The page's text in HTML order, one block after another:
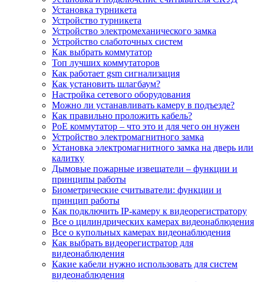
Установка турникета
Устройство турникета
Устройство электромеханического замка
Устройство слаботочных систем
Как выбрать коммутатор
Топ лучших коммутаторов
Как работает gsm сигнализация
Как установить шлагбаум?
Настройка сетевого оборудования
Можно ли устанавливать камеру в подъезде?
Как правильно проложить кабель?
PoE коммутатор – что это и для чего он нужен
Устройство электромагнитного замка
Установка электромагнитного замка на дверь или
калитку
Дымовые пожарные извещатели – функции и
принципы работы
Биометрические считыватели: функции и
принцип работы
Как подключить IP-камеру к видеорегистратору
Все о цилиндрических камерах видеонаблюдения
Все о купольных камерах видеонаблюдения
Как выбрать видеорегистратор для
видеонаблюдения
Какие кабели нужно использовать для систем
видеонаблюдения